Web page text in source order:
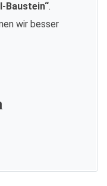
Baustein“.
wir besser